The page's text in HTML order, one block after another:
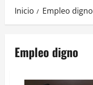
Inicio Empleo digno
Empleo digno